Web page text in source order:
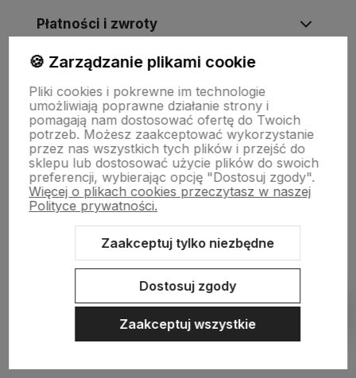
Płatności i zwroty
Wsparcie
O nas
Sklep internetowy Shoper Premium
Szablon Shoper Modern 3.0™
od GrowCommerce
🍪 Zarządzanie plikami cookie
Pliki cookies i pokrewne im technologie
umożliwiają poprawne działanie strony i
pomagają nam dostosować ofertę do Twoich
potrzeb. Możesz zaakceptować wykorzystanie
przez nas wszystkich tych plików i przejść do
sklepu lub dostosować użycie plików do swoich
preferencji, wybierając opcję "Dostosuj zgody".
Więcej o plikach cookies przeczytasz w naszej
Polityce prywatności.
Zaakceptuj tylko niezbędne
Dostosuj zgody
Zaakceptuj wszystkie